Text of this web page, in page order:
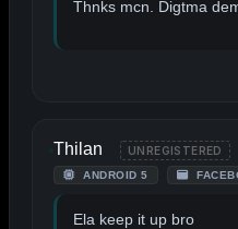
Thnks mcn. Digtma
Thilan UNREGISTERED
ANDROID 5
Ela keep it up bro